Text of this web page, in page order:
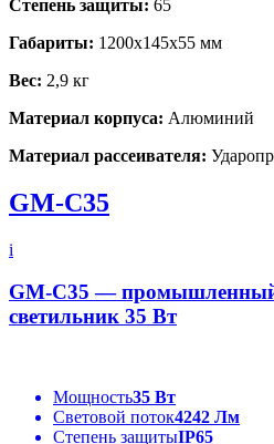
Степень защиты: 65
Габариты: 1200x145x55 мм
Вес: 2,9 кг
Материал корпуса: Алюминий
Материал рассеивателя:
GM-C35
i
GM-C35 — промышленный
светильник 35 Вт
Мощность35 Вт
Световой поток4242 Лм
Степень защитыIP65